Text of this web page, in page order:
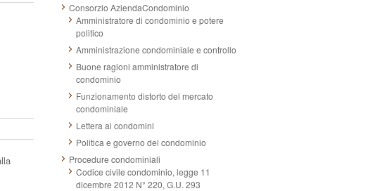
Consorzio AziendaCondominio
Amministratore di condominio e potere
politico
Amministrazione condominiale e controllo
Buone ragioni amministratore di
condominio
Funzionamento distorto del mercato
condominiale
Lettera ai condomini
Politica e governo del condominio
Procedure condominiali
Codice civile condominio, legge 11
dicembre 2012 N° 220, G.U. 293